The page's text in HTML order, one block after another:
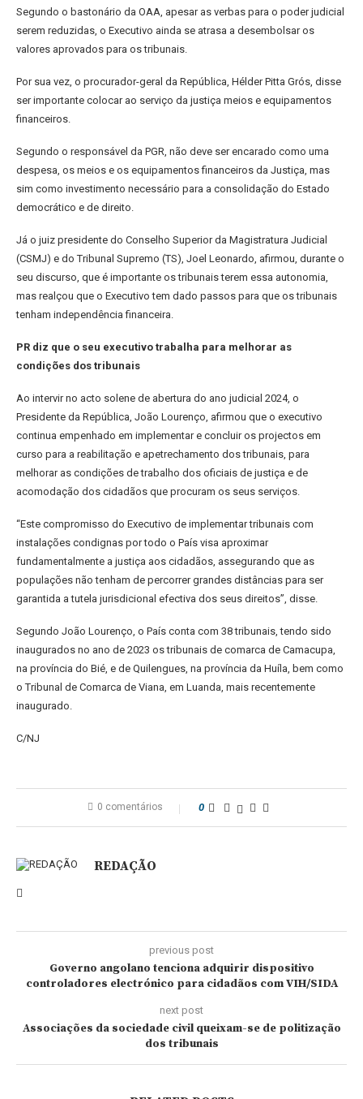
Segundo o bastonário da OAA, apesar as verbas para o poder judicial
serem reduzidas, o Executivo ainda se atrasa a desembolsar os
valores aprovados para os tribunais.
Por sua vez, o procurador-geral da República, Hélder Pitta Grós, disse
ser importante colocar ao serviço da justiça meios e equipamentos
financeiros.
Segundo o responsável da PGR, não deve ser encarado como uma
despesa, os meios e os equipamentos financeiros da Justiça, mas
sim como investimento necessário para a consolidação do Estado
democrático e de direito.
Já o juiz presidente do Conselho Superior da Magistratura Judicial
(CSMJ) e do Tribunal Supremo (TS), Joel Leonardo, afirmou, durante o
seu discurso, que é importante os tribunais terem essa autonomia,
mas realçou que o Executivo tem dado passos para que os tribunais
tenham independência financeira.
PR diz que o seu executivo trabalha para melhorar as
condições dos tribunais
Ao intervir no acto solene de abertura do ano judicial 2024, o
Presidente da República, João Lourenço, afirmou que o executivo
continua empenhado em implementar e concluir os projectos em
curso para a reabilitação e apetrechamento dos tribunais, para
melhorar as condições de trabalho dos oficiais de justiça e de
acomodação dos cidadãos que procuram os seus serviços.
“Este compromisso do Executivo de implementar tribunais com
instalações condignas por todo o País visa aproximar
fundamentalmente a justiça aos cidadãos, assegurando que as
populações não tenham de percorrer grandes distâncias para ser
garantida a tutela jurisdicional efectiva dos seus direitos”, disse.
Segundo João Lourenço, o País conta com 38 tribunais, tendo sido
inaugurados no ano de 2023 os tribunais de comarca de Camacupa,
na província do Bié, e de Quilengues, na província da Huíla, bem como
o Tribunal de Comarca de Viana, em Luanda, mais recentemente
inaugurado.
C/NJ
0 comentários 0
REDAÇÃO
previous post
Governo angolano tenciona adquirir dispositivo
controladores electrónico para cidadãos com VIH/SIDA
next post
Associações da sociedade civil queixam-se de politização
dos tribunais